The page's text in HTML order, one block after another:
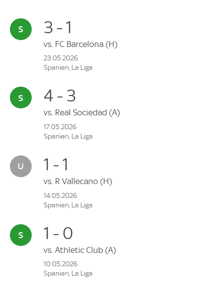
3 - 1
vs. FC Barcelona (H)
23.05.2026
Spanien, La Liga
4 - 3
vs. Real Sociedad (A)
17.05.2026
Spanien, La Liga
1 - 1
vs. R Vallecano (H)
14.05.2026
Spanien, La Liga
1 - 0
vs. Athletic Club (A)
10.05.2026
Spanien, La Liga